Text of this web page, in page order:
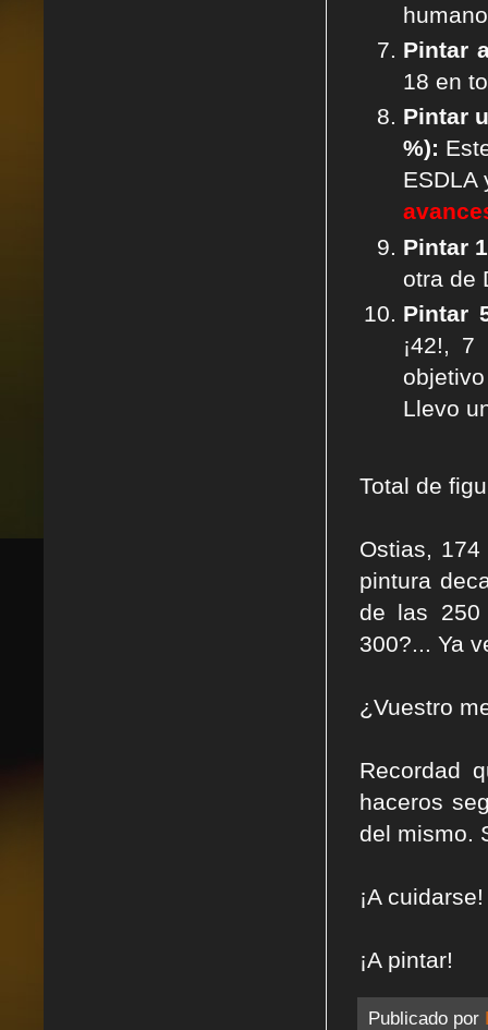
Pintar
18 en
Pintar
%):
ESDLA
Pintar
otra de
Pintar
¡42!,
Llevo
Total de
Ostias,
pintura
de las 250
300?... Ya
¿Vuestro
Recordad
haceros
del mismo.
¡A cuidarse!
¡A pintar!
Publicado por